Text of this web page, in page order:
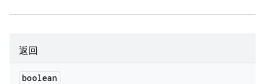
返回
boolean